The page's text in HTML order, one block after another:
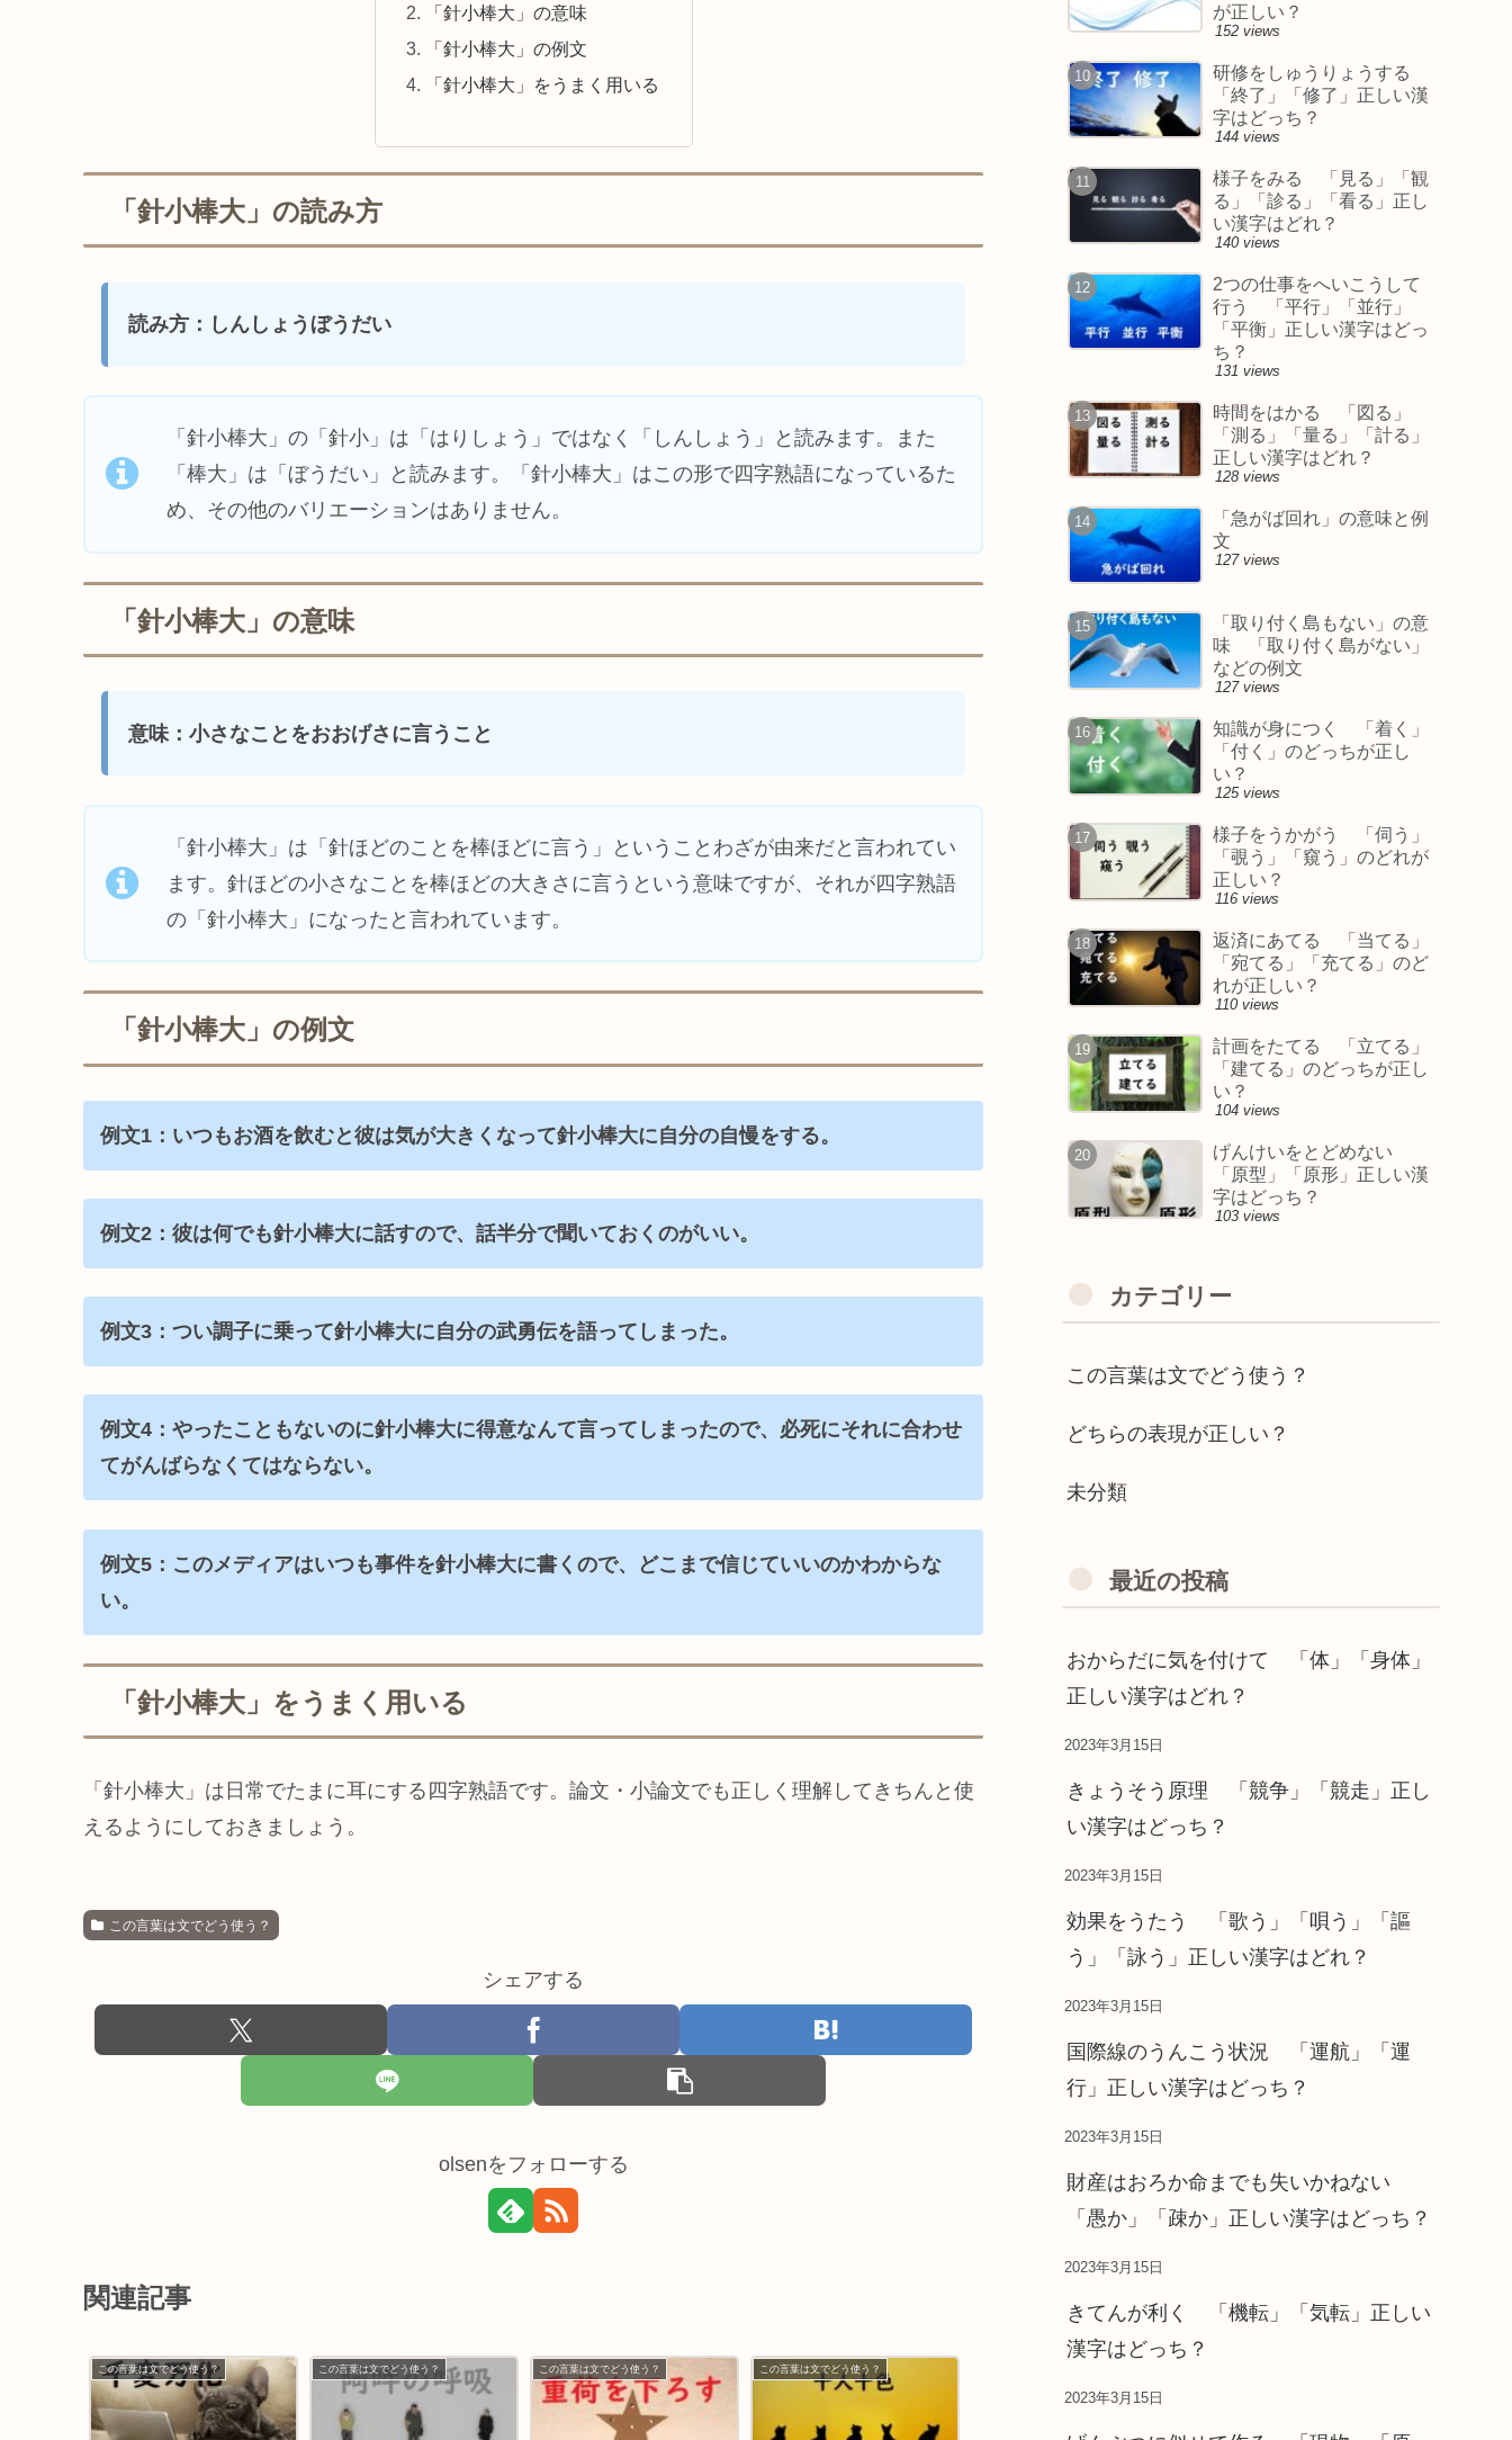
「針小棒大」の意味
「針小棒大」の例文
「針小棒大」をうまく用いる
「針小棒大」の読み方
読み方：しんしょうぼうだい
「針小棒大」の「針小」は「はりしょう」ではなく「しんしょう」と読みます。また
「棒大」は「ぼうだい」と読みます。「針小棒大」はこの形で四字熟語になっているた
め、その他のバリエーションはありません。
「針小棒大」の意味
意味：小さなことをおおげさに言うこと
「針小棒大」は「針ほどのことを棒ほどに言う」ということわざが由来だと言われてい
ます。針ほどの小さなことを棒ほどの大きさに言うという意味ですが、それが四字熟語
の「針小棒大」になったと言われています。
「針小棒大」の例文
例文1：いつもお酒を飲むと彼は気が大きくなって針小棒大に自分の自慢をする。
例文2：彼は何でも針小棒大に話すので、話半分で聞いておくのがいい。
例文3：つい調子に乗って針小棒大に自分の武勇伝を語ってしまった。
例文4：やったこともないのに針小棒大に得意なんて言ってしまったので、必死にそれに合わせ
てがんばらなくてはならない。
例文5：このメディアはいつも事件を針小棒大に書くので、どこまで信じていいのかわからな
い。
「針小棒大」をうまく用いる
「針小棒大」は日常でたまに耳にする四字熟語です。論文・小論文でも正しく理解してきちんと使
えるようにしておきましょう。
この言葉は文でどう使う？
シェアする
olsenをフォローする
関連記事
この言葉は文でどう使う？ この言葉は文でどう使う？ この言葉は文でどう使う？ この言葉は文でどう使う？
が正しい？
152 views
研修をしゅうりょうする
「終了」「修了」正しい漢
字はどっち？
144 views
様子をみる 「見る」「観
る」「診る」「看る」正し
い漢字はどれ？
140 views
2つの仕事をへいこうして
行う 「平行」「並行」
「平衡」正しい漢字はどっ
ち？
131 views
時間をはかる 「図る」
「測る」「量る」「計る」
正しい漢字はどれ？
128 views
「急がば回れ」の意味と例
文
127 views
「取り付く島もない」の意
味 「取り付く島がない」
などの例文
127 views
知識が身につく 「着く」
「付く」のどっちが正し
い？
125 views
様子をうかがう 「伺う」
「覗う」「窺う」のどれが
正しい？
116 views
返済にあてる 「当てる」
「宛てる」「充てる」のど
れが正しい？
110 views
計画をたてる 「立てる」
「建てる」のどっちが正し
い？
104 views
げんけいをとどめない
「原型」「原形」正しい漢
字はどっち？
103 views
カテゴリー
この言葉は文でどう使う？
どちらの表現が正しい？
未分類
最近の投稿
おからだに気を付けて 「体」「身体」
正しい漢字はどれ？
2023年3月15日
きょうそう原理 「競争」「競走」正し
い漢字はどっち？
2023年3月15日
効果をうたう 「歌う」「唄う」「謳
う」「詠う」正しい漢字はどれ？
2023年3月15日
国際線のうんこう状況 「運航」「運
行」正しい漢字はどっち？
2023年3月15日
財産はおろか命までも失いかねない
「愚か」「疎か」正しい漢字はどっち？
2023年3月15日
きてんが利く 「機転」「気転」正しい
漢字はどっち？
2023年3月15日